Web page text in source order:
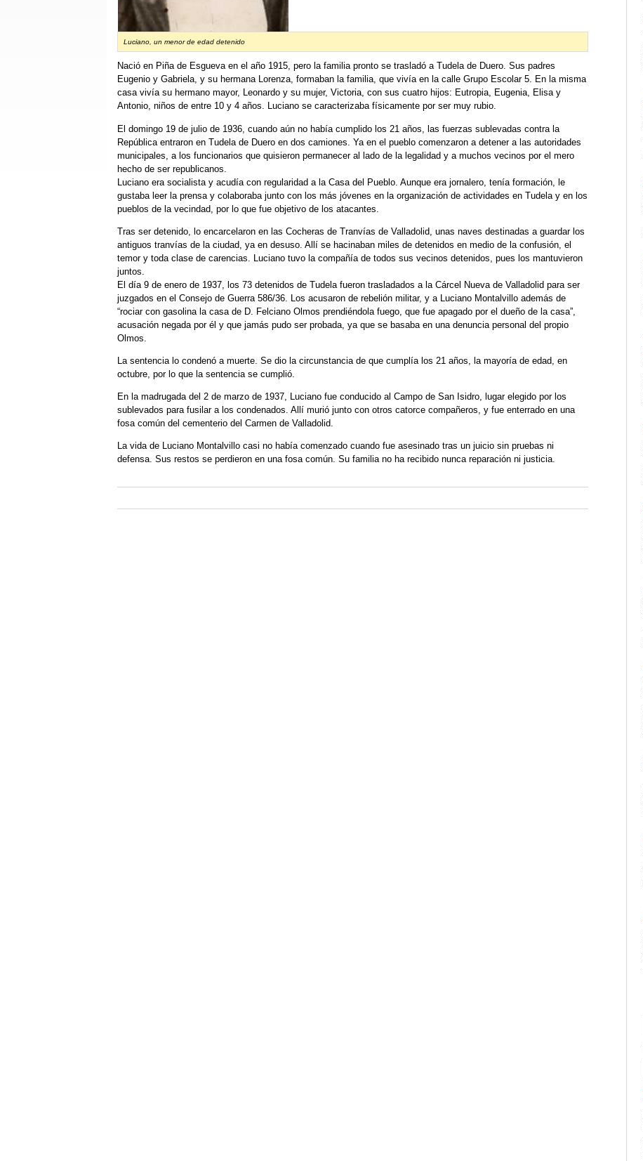
Luciano, un menor de edad detenido
Nació en Piña de Esgueva en el año 1915, pero la familia pronto se trasladó a Tudela de Duero. Sus padres
Eugenio y Gabriela, y su hermana Lorenza, formaban la familia, que vivía en la calle Grupo Escolar 5. En la misma
casa vivía su hermano mayor, Leonardo y su mujer, Victoria, con sus cuatro hijos: Eutropia, Eugenia, Elisa y
Antonio, niños de entre 10 y 4 años. Luciano se caracterizaba físicamente por ser muy rubio.
El domingo 19 de julio de 1936, cuando aún no había cumplido los 21 años, las fuerzas sublevadas contra la
República entraron en Tudela de Duero en dos camiones. Ya en el pueblo comenzaron a detener a las autoridades
municipales, a los funcionarios que quisieron permanecer al lado de la legalidad y a muchos vecinos por el mero
hecho de ser republicanos.
Luciano era socialista y acudía con regularidad a la Casa del Pueblo. Aunque era jornalero, tenía formación, le
gustaba leer la prensa y colaboraba junto con los más jóvenes en la organización de actividades en Tudela y en los
pueblos de la vecindad, por lo que fue objetivo de los atacantes.
Tras ser detenido, lo encarcelaron en las Cocheras de Tranvías de Valladolid, unas naves destinadas a guardar los
antiguos tranvías de la ciudad, ya en desuso. Allí se hacinaban miles de detenidos en medio de la confusión, el
temor y toda clase de carencias. Luciano tuvo la compañía de todos sus vecinos detenidos, pues los mantuvieron
juntos.
El día 9 de enero de 1937, los 73 detenidos de Tudela fueron trasladados a la Cárcel Nueva de Valladolid para ser
juzgados en el Consejo de Guerra 586/36. Los acusaron de rebelión militar, y a Luciano Montalvillo además de
“rociar con gasolina la casa de D. Felciano Olmos prendiéndola fuego, que fue apagado por el dueño de la casa”,
acusación negada por él y que jamás pudo ser probada, ya que se basaba en una denuncia personal del propio
Olmos.
La sentencia lo condenó a muerte. Se dio la circunstancia de que cumplía los 21 años, la mayoría de edad, en
octubre, por lo que la sentencia se cumplió.
En la madrugada del 2 de marzo de 1937, Luciano fue conducido al Campo de San Isidro, lugar elegido por los
sublevados para fusilar a los condenados. Allí murió junto con otros catorce compañeros, y fue enterrado en una
fosa común del cementerio del Carmen de Valladolid.
La vida de Luciano Montalvillo casi no había comenzado cuando fue asesinado tras un juicio sin pruebas ni
defensa. Sus restos se perdieron en una fosa común. Su familia no ha recibido nunca reparación ni justicia.